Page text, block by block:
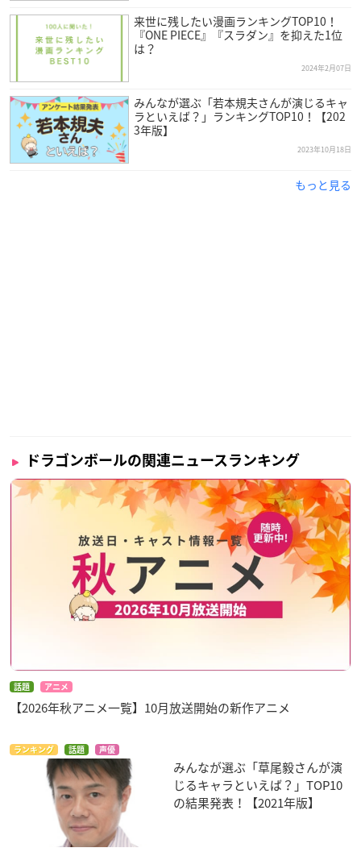
来世に残したい漫画ランキングTOP10！
『ONE PIECE』『スラダン』を抑えた1位
は？
2024年2月07日
みんなが選ぶ「若本規夫さんが演じるキャ
ラといえば？」ランキングTOP10！【202
3年版】
2023年10月18日
もっと見る
ドラゴンボールの関連ニュースランキング
話題 アニメ
【2026年秋アニメ一覧】10月放送開始の新作アニメ
ランキング 話題 声優
みんなが選ぶ「草尾毅さんが演
じるキャラといえば？」TOP10
の結果発表！【2021年版】